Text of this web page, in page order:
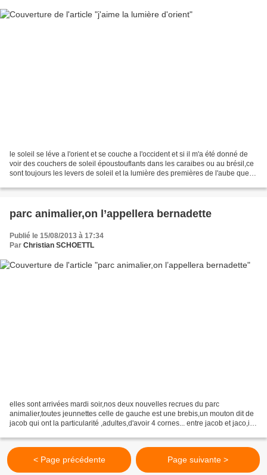
le soleil se léve a l'orient et se couche a l'occident et si il m'a été donné de
voir des couchers de soleil époustouflants dans les caraibes ou au brésil,ce
sont toujours les levers de soleil et la lumière des premières de l'aube que je
parc animalier,on l’appellera bernadette
Publié le 15/08/2013 à 17:34
Par Christian SCHOETTL
elles sont arrivées mardi soir,nos deux nouvelles recrues du parc
animalier,toutes jeunnettes celle de gauche est une brebis,un mouton dit de
jacob qui ont la particularité ,adultes,d'avoir 4 cornes... entre jacob et jaco,il
< Page précédente Page suivante >